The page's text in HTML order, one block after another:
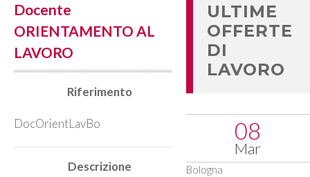
Docente
ORIENTAMENTO AL
LAVORO
Riferimento
DocOrientLavBo
Descrizione
ULTIME
OFFERTE
DI
LAVORO
08
Mar
Bologna